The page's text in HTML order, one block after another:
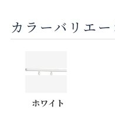
カラーバリエ
ホワイト